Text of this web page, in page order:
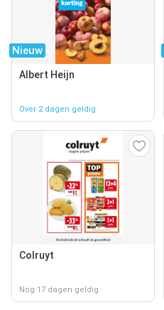
Nieuw
Albert Heijn
Over 2 dagen geldig
Colruyt
Nog 17 dagen geldig